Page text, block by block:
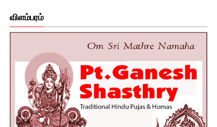
விளம்பரம்